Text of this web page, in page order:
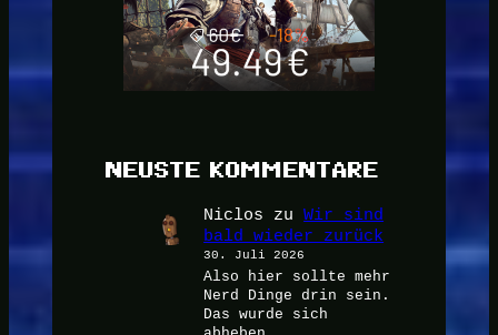
NEUSTE KOMMENTARE
Niclos zuWir sind
bald wieder zurück
30. Juli 2026
Also hier sollte mehr
Nerd Dinge drin sein.
Das wurde sich